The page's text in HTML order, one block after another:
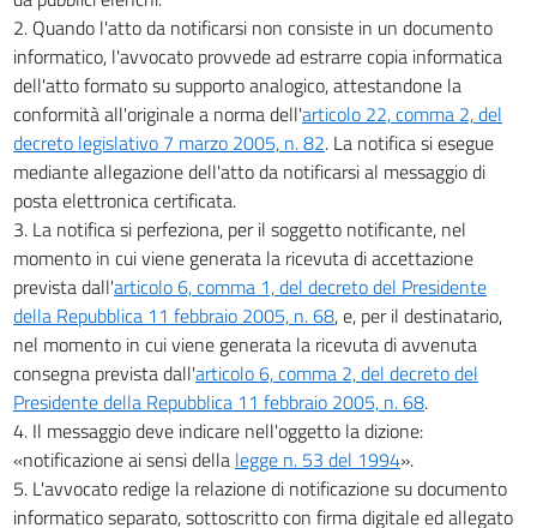
2. Quando l'atto da notificarsi non consiste in un documento
informatico, l'avvocato provvede ad estrarre copia informatica
dell'atto formato su supporto analogico, attestandone la
conformità all'originale a norma dell'articolo 22, comma 2, del
decreto legislativo 7 marzo 2005, n. 82. La notifica si esegue
mediante allegazione dell'atto da notificarsi al messaggio di
posta elettronica certificata.
3. La notifica si perfeziona, per il soggetto notificante, nel
momento in cui viene generata la ricevuta di accettazione
prevista dall'articolo 6, comma 1, del decreto del Presidente
della Repubblica 11 febbraio 2005, n. 68, e, per il destinatario,
nel momento in cui viene generata la ricevuta di avvenuta
consegna prevista dall'articolo 6, comma 2, del decreto del
Presidente della Repubblica 11 febbraio 2005, n. 68.
4. Il messaggio deve indicare nell'oggetto la dizione:
«notificazione ai sensi della legge n. 53 del 1994».
5. L'avvocato redige la relazione di notificazione su documento
informatico separato, sottoscritto con firma digitale ed allegato